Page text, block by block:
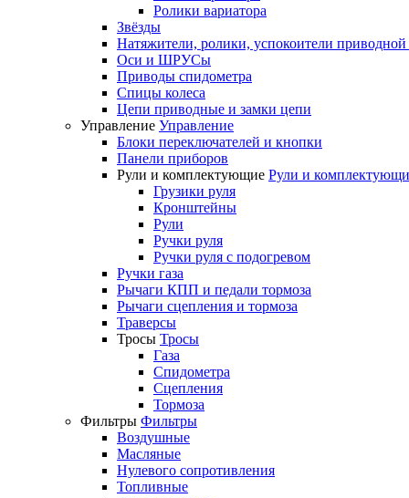
Ролики вариатора
Звёзды
Натяжители, ролики, успокоители
Оси и ШРУСы
Приводы спидометра
Спицы колеса
Цепи приводные и замки цепи
Управление Управление
Блоки переключателей и кнопки
Панели приборов
Рули и комплектующие Рули и
Грузики руля
Кронштейны
Рули
Ручки руля
Ручки руля с подогревом
Ручки газа
Рычаги КПП и педали тормоза
Рычаги сцепления и тормоза
Траверсы
Тросы Тросы
Газа
Спидометра
Сцепления
Тормоза
Фильтры Фильтры
Воздушные
Масляные
Нулевого сопротивления
Топливные